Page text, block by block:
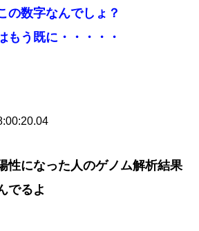
の数字なんでしょ？
もう既に・・・・・
性になった人のゲノム解析結果
でるよ